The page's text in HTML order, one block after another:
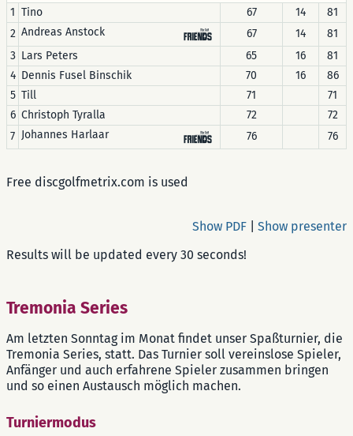
1 Tino 67 14
81
2 Andreas Anstock 67 14
81
3 Lars Peters 65 16
81
4 Dennis Fusel Binschik 70 16
86
5 Till 71
71
6 Christoph Tyralla 72
72
7 Johannes Harlaar 76 76
Free discgolfmetrix.com is used
Show presenter
Show PDF
Results will be updated every 30 seconds!
Tremonia Series
Am letzten Sonntag im Monat findet unser Spaßturnier, die
Tremonia Series, statt. Das Turnier soll vereinslose Spieler,
Anfänger und auch erfahrene Spieler zusammen bringen
und so einen Austausch möglich machen.
Turniermodus